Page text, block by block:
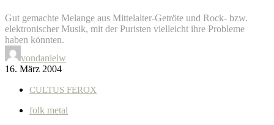
Gut gemachte Melange aus Mittelalter-Getröte und Rock- bzw.
elektronischer Musik, mit der Puristen vielleicht ihre Probleme
haben könnten.
vondanielw
16. März 2004
CULTUS FEROX
folk metal